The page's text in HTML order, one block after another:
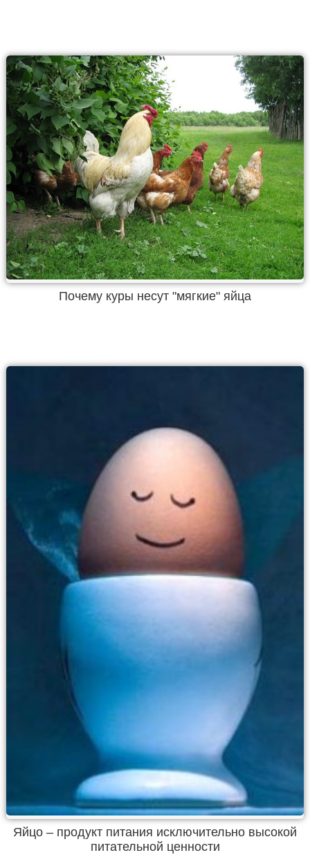
Почему куры несут "мягкие" яйца
Яйцо – продукт питания исключительно высокой
питательной ценности